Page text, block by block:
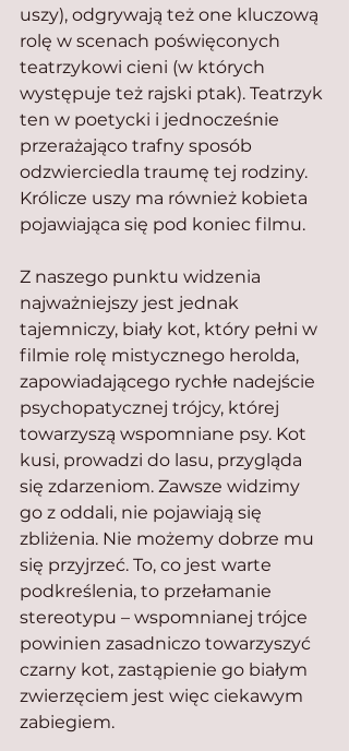
uszy), odgrywają też one kluczową
rolę w scenach poświęconych
teatrzykowi cieni (w których
występuje też rajski ptak). Teatrzyk
ten w poetycki i jednocześnie
przerażająco trafny sposób
odzwierciedla traumę tej rodziny.
Królicze uszy ma również kobieta
pojawiająca się pod koniec filmu.
Z naszego punktu widzenia
najważniejszy jest jednak
tajemniczy, biały kot, który pełni w
filmie rolę mistycznego herolda,
zapowiadającego rychłe nadejście
psychopatycznej trójcy, której
towarzyszą wspomniane psy. Kot
kusi, prowadzi do lasu, przygląda
się zdarzeniom. Zawsze widzimy
go z oddali, nie pojawiają się
zbliżenia. Nie możemy dobrze mu
się przyjrzeć. To, co jest warte
podkreślenia, to przełamanie
stereotypu – wspomnianej trójce
powinien zasadniczo towarzyszyć
czarny kot, zastąpienie go białym
zwierzęciem jest więc ciekawym
zabiegiem.